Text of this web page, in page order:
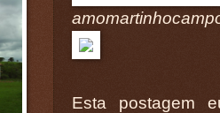
Esta postagem